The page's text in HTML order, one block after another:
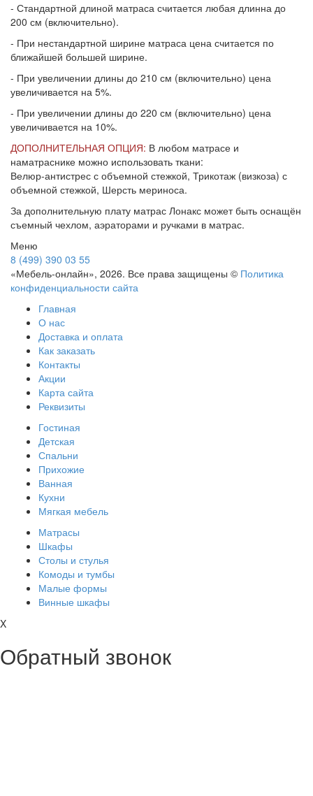
- Стандартной длиной матраса считается любая длинна до
200 см (включительно).
- При нестандартной ширине матраса цена считается по
ближайшей большей ширине.
- При увеличении длины до 210 см (включительно) цена
увеличивается на 5%.
- При увеличении длины до 220 см (включительно) цена
увеличивается на 10%.
ДОПОЛНИТЕЛЬНАЯ ОПЦИЯ: В любом матрасе и
наматраснике можно использовать ткани:
Велюр-антистрес с объемной стежкой, Трикотаж (визкоза) с
объемной стежкой, Шерсть мериноса.
За дополнительную плату матрас Лонакс может быть оснащён
съемный чехлом, аэраторами и ручками в матрас.
Меню
8 (499) 390 03 55
«Мебель-онлайн», 2026. Все права защищены © Политика
конфиденциальности сайта
Главная
О нас
Доставка и оплата
Как заказать
Контакты
Акции
Карта сайта
Реквизиты
Гостиная
Детская
Спальни
Прихожие
Ванная
Кухни
Мягкая мебель
Матрасы
Шкафы
Столы и стулья
Комоды и тумбы
Малые формы
Винные шкафы
X
Обратный звонок